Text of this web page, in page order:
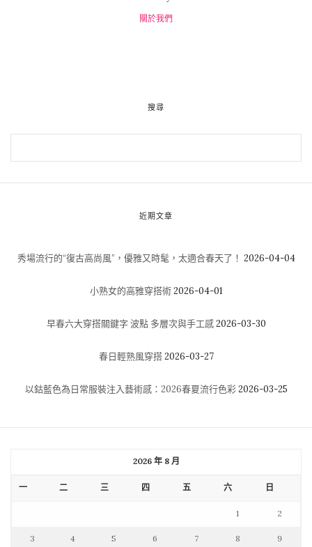
關於我們
搜尋
近期文章
秀場流行的“復古高尚風”，優雅又時髦，太適合春天了！ 2026-04-04
小熟女的高雅穿搭術 2026-04-01
早春六大穿搭關鍵字 波點 多層次與手工感 2026-03-30
春日輕熟風穿搭 2026-03-27
以鈷藍色為日常服裝注入藝術感：2026春夏流行色彩 2026-03-25
2026 年 8 月
一 二 三 四 五 六 日
1 2
3 4 5 6 7 8 9